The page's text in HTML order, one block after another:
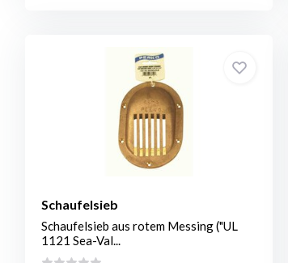
Schaufelsieb
Schaufelsieb aus rotem Messing ("UL
1121 Sea-Val...